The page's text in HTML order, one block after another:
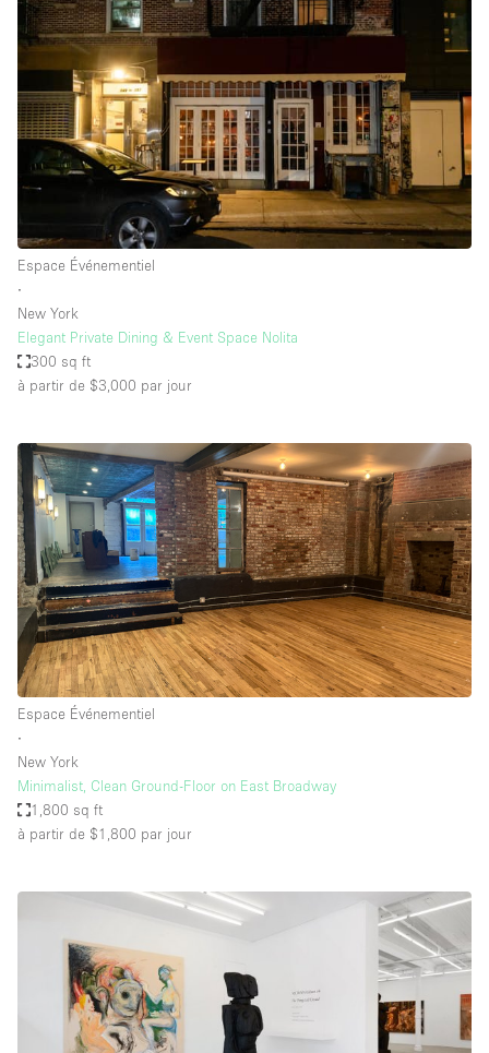
Espace Événementiel
∙
New York
Elegant Private Dining & Event Space Nolita
300 sq ft
à partir de $3,000 par jour
Espace Événementiel
∙
New York
Minimalist, Clean Ground-Floor on East Broadway
1,800 sq ft
à partir de $1,800 par jour